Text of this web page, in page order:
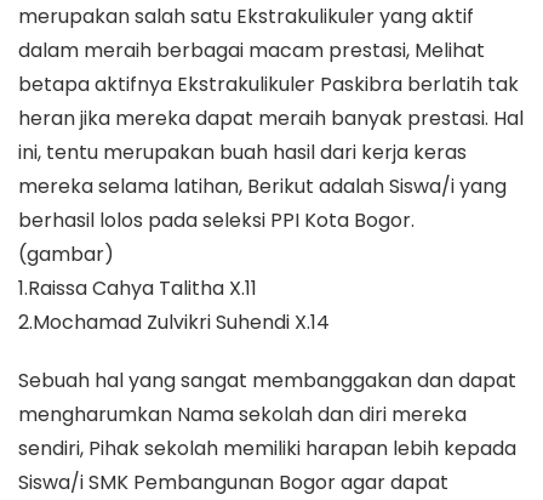
merupakan salah satu Ekstrakulikuler yang aktif
dalam meraih berbagai macam prestasi, Melihat
betapa aktifnya Ekstrakulikuler Paskibra berlatih tak
heran jika mereka dapat meraih banyak prestasi. Hal
ini, tentu merupakan buah hasil dari kerja keras
mereka selama latihan, Berikut adalah Siswa/i yang
berhasil lolos pada seleksi PPI Kota Bogor.
(gambar)
1.Raissa Cahya Talitha X.11
2.Mochamad Zulvikri Suhendi X.14
Sebuah hal yang sangat membanggakan dan dapat
mengharumkan Nama sekolah dan diri mereka
sendiri, Pihak sekolah memiliki harapan lebih kepada
Siswa/i SMK Pembangunan Bogor agar dapat